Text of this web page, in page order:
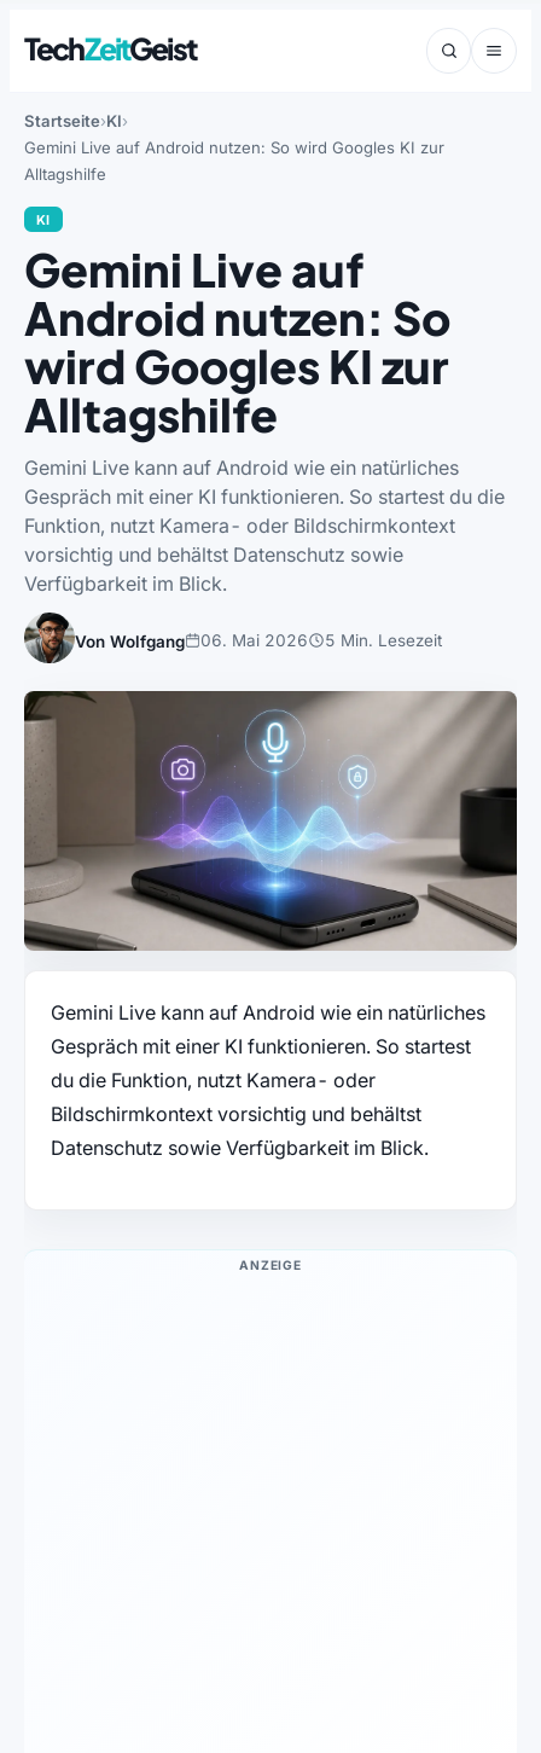
TechZeitGeist
Startseite KI
Gemini Live auf Android nutzen: So wird Googles KI zur
Alltagshilfe
KI
Gemini Live auf
Android nutzen: So
wird Googles KI zur
Alltagshilfe
Gemini Live kann auf Android wie ein natürliches
Gespräch mit einer KI funktionieren. So startest du die
Funktion, nutzt Kamera- oder Bildschirmkontext
vorsichtig und behältst Datenschutz sowie
Verfügbarkeit im Blick.
Von Wolfgang 06. Mai 2026 5 Min. Lesezeit
Gemini Live kann auf Android wie ein natürliches
Gespräch mit einer KI funktionieren. So startest
du die Funktion, nutzt Kamera- oder
Bildschirmkontext vorsichtig und behältst
Datenschutz sowie Verfügbarkeit im Blick.
ANZEIGE